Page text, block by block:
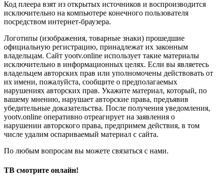
Код плеера взят из открытых источников и воспроизводится
исключительно на компьютере конечного пользователя
посредством интернет-браузера.
Логотипы (изображения, товарные знаки) прошедшие
официальную регистрацию, принадлежат их законным
владельцам. Сайт yootv.online использует такие материалы
исключительно в информационных целях. Если вы являетесь
владельцем авторских прав или уполномочены действовать от
их имени, пожалуйста, сообщите о предполагаемых
нарушениях авторских прав. Укажите материал, который, по
вашему мнению, нарушает авторские права, предъявив
убедительные доказательства. После получения уведомления,
yootv.online оперативно отреагирует на заявления о
нарушении авторского права, предпримем действия, в том
числе удалим оспариваемый материал с сайта.
По любым вопросам вы можете связаться с нами.
ТВ смотрите онлайн!